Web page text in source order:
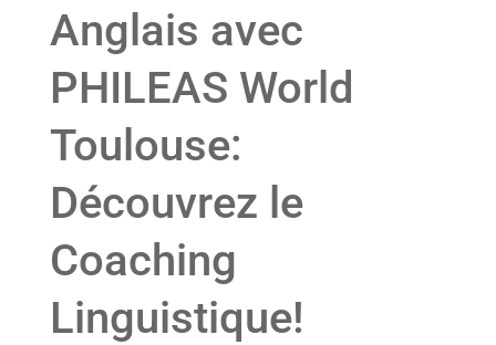
Anglais avec
PHILEAS World
Toulouse:
Découvrez le
Coaching
Linguistique!